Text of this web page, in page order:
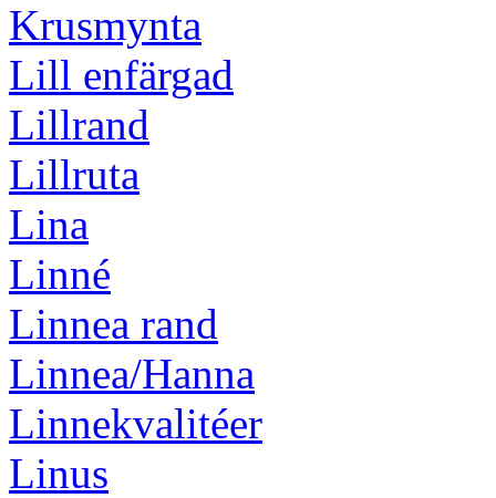
Krusmynta
Lill enfärgad
Lillrand
Lillruta
Lina
Linné
Linnea rand
Linnea/Hanna
Linnekvalitéer
Linus